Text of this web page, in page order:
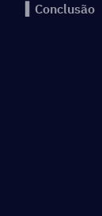
▍Conclusão